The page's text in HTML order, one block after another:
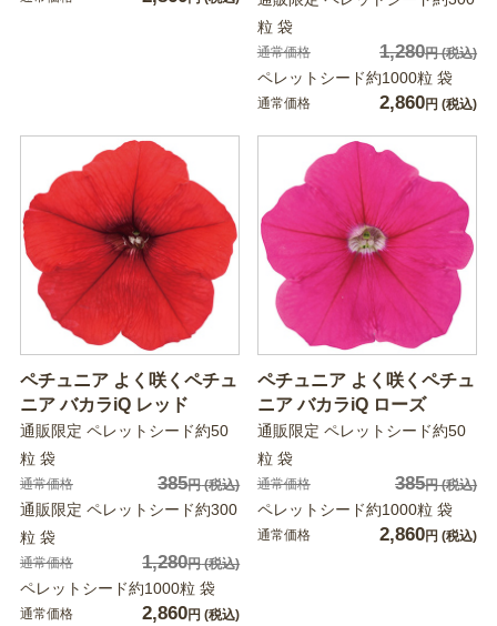
粒 袋
通常価格 1,280円(税込)
ペレットシード約1000粒 袋
通常価格 2,860円 (税込)
ペチュニア よく咲くペチュ
ニア バカラiQ レッド
通販限定 ペレットシード約50
粒 袋
通常価格 385円(税込)
通販限定 ペレットシード約300
粒 袋
通常価格 1,280円(税込)
ペレットシード約1000粒 袋
通常価格 2,860円 (税込)
ペチュニア よく咲くペチュ
ニア バカラiQ ローズ
通販限定 ペレットシード約50
粒 袋
通常価格 385円(税込)
ペレットシード約1000粒 袋
通常価格 2,860円 (税込)